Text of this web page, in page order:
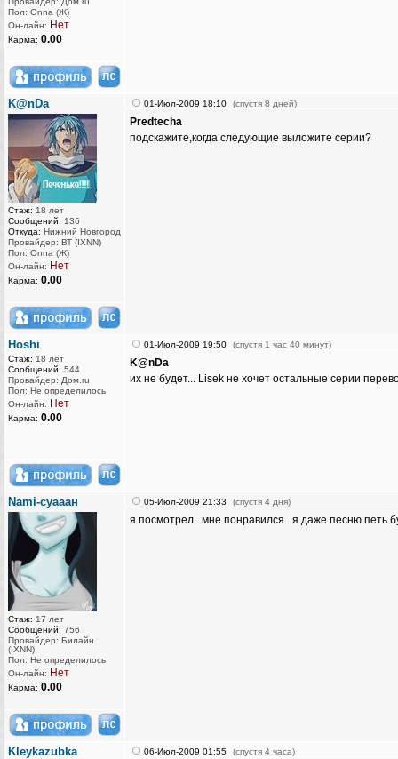
Пол: Onna (Ж)
Он-лайн: Нет
Карма: 0.00
K@nDa
Стаж: 18 лет
Сообщений: 136
Откуда: Нижний Новгород
Провайдер: ВТ (IXNN)
Пол: Onna (Ж)
Он-лайн: Нет
Карма: 0.00
01-Июл-2009 18:10 (спустя 8 дней)
Predtecha
подскажите,когда следующие выложите серии?
Hoshi
Стаж: 18 лет
Сообщений: 544
Провайдер: Дом.ru
Пол: Не определилось
Он-лайн: Нет
Карма: 0.00
01-Июл-2009 19:50 (спустя 1 час 40 минут)
K@nDa
их не будет... Lisek не хочет остальные серии
Nami-суааан
Стаж: 17 лет
Сообщений: 756
Провайдер: Билайн
(IXNN)
Пол: Не определилось
Он-лайн: Нет
Карма: 0.00
05-Июл-2009 21:33 (спустя 4 дня)
я посмотрел...мне понравился...я даже песню петь
Kleykazubka 06-Июл-2009 01:55 (спустя 4 часа)